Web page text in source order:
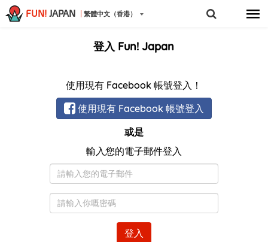
FUN! JAPAN 繁體中文（香港）
登入 Fun! Japan
使用現有 Facebook 帳號登入！
使用現有 Facebook 帳號登入
或是
輸入您的電子郵件登入
子
郵
碼
登入